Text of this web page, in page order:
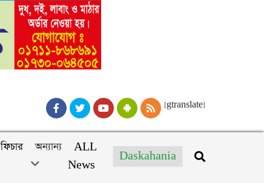
[gtranslate]
ফিচার অন্যান্য
ALL
News
Daskahania